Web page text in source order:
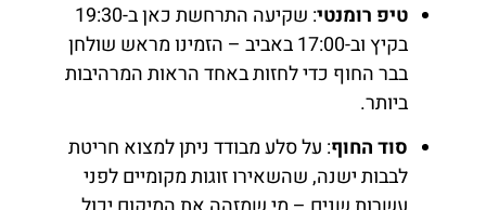
טיפ רומנטי
: שקיעה התרחשת כאן ב-19:30
בקיץ וב-17:00 באביב – הזמינו מראש שולחן
בבר החוף כדי לחזות באחד הראות המרהיבות
ביותר.
סוד החוף: על סלע מבודד ניתן למצוא חריטת
לבבות ישנה, שהשאירו זוגות מקומיים לפני